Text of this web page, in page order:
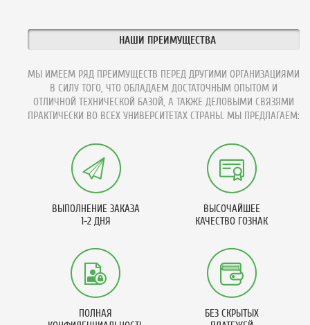
НАШИ ПРЕИМУЩЕСТВА
МЫ ИМЕЕМ РЯД ПРЕИМУЩЕСТВ ПЕРЕД ДРУГИМИ ОРГАНИЗАЦИЯМИ
В СИЛУ ТОГО, ЧТО ОБЛАДАЕМ ДОСТАТОЧНЫМ ОПЫТОМ И
ОТЛИЧНОЙ ТЕХНИЧЕСКОЙ БАЗОЙ, А ТАКЖЕ ДЕЛОВЫМИ СВЯЗЯМИ
ПРАКТИЧЕСКИ ВО ВСЕХ УНИВЕРСИТЕТАХ СТРАНЫ. МЫ ПРЕДЛАГАЕМ:
ВЫПОЛНЕНИЕ ЗАКАЗА
1-2 ДНЯ
ВЫСОЧАЙШЕЕ
КАЧЕСТВО ГОЗНАК
ПОЛНАЯ
БЕЗ СКРЫТЫХ